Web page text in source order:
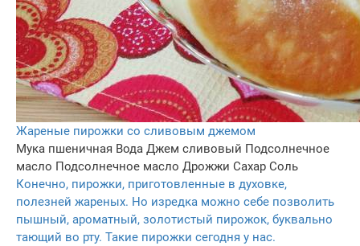
Жареные пирожки со сливовым джемом
Мука пшеничная Вода Джем сливовый Подсолнечное
масло Подсолнечное масло Дрожжи Сахар Соль
Конечно, пирожки, приготовленные в духовке,
полезней жареных. Но изредка можно себе позволить
пышный, ароматный, золотистый пирожок, буквально
тающий во рту. Такие пирожки сегодня у нас.